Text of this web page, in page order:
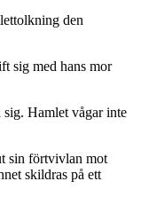
den
sig med hans mor
Hamlet vågar inte
sin förtvivlan mot
skildras på ett